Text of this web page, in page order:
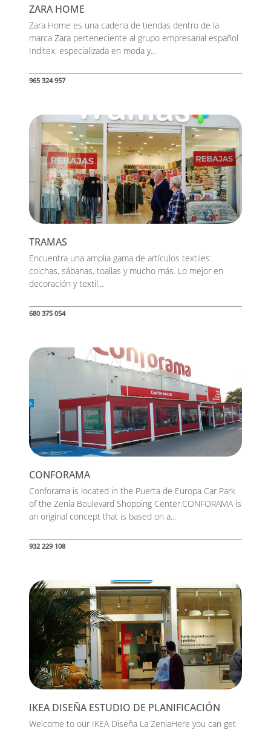
ZARA HOME
Zara Home es una cadena de tiendas dentro de la
marca Zara perteneciente al grupo empresarial español
Inditex, especializada en moda y...
965 324 957
TRAMAS
Encuentra una amplia gama de artículos textiles:
colchas, sábanas, toallas y mucho más. Lo mejor en
decoración y textil...
680 375 054
CONFORAMA
Conforama is located in the Puerta de Europa Car Park
of the Zenia Boulevard Shopping Center.CONFORAMA is
an original concept that is based on a...
932 229 108
IKEA DISEÑA ESTUDIO DE PLANIFICACIÓN
Welcome to our IKEA Diseña La ZeniaHere you can get